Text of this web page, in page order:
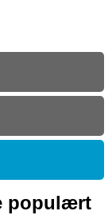
populært